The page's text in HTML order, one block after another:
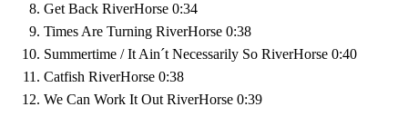
Get Back RiverHorse 0:34
Times Are Turning RiverHorse 0:38
Summertime / It Ain´t Necessarily So RiverHorse 0:40
Catfish RiverHorse 0:38
We Can Work It Out RiverHorse 0:39